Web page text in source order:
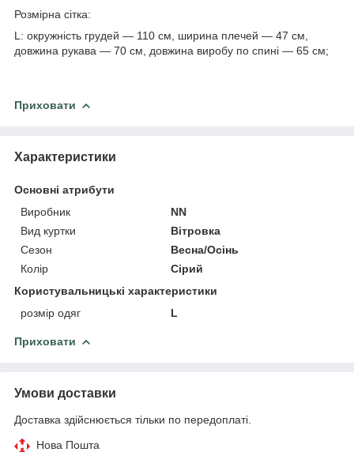
Розмірна сітка:
L: окружність грудей — 110 см, ширина плечей — 47 см,
довжина рукава — 70 см, довжина виробу по спині — 65 см;
Приховати
Характеристики
Основні атрибути
Виробник
NN
Вид куртки
Вітровка
Сезон
Весна/Осінь
Колір
Сірий
Користувальницькі характеристики
розмір одяг
L
Приховати
Умови доставки
Доставка здійснюється тільки по передоплаті.
Нова Пошта